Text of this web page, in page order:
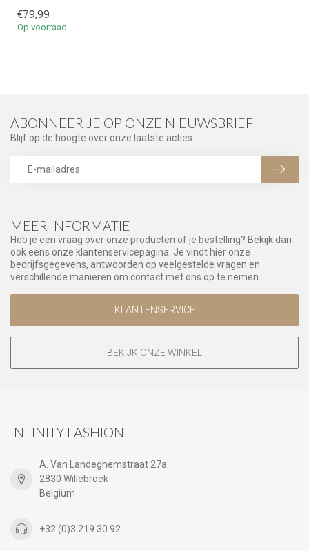
€79,99
Op voorraad
MEER INFORMATIE
Heb je een vraag over onze producten of je bestelling? Bekijk dan
ook eens onze klantenservicepagina. Je vindt hier onze
bedrijfsgegevens, antwoorden op veelgestelde vragen en
verschillende manieren om contact met ons op te nemen.
KLANTENSERVICE
BEKIJK ONZE WINKEL
ABONNEER JE OP ONZE NIEUWSBRIEF
Blijf op de hoogte over onze laatste acties
INFINITY FASHION
A. Van Landeghemstraat 27a
2830 Willebroek
Belgium
+32 (0)3 219 30 92